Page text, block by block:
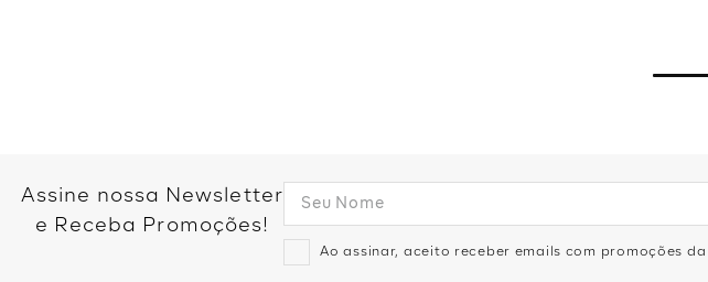
Assine nossa Newsletter
e Receba Promoções!
Ao assinar, aceito receber emails com promoções da